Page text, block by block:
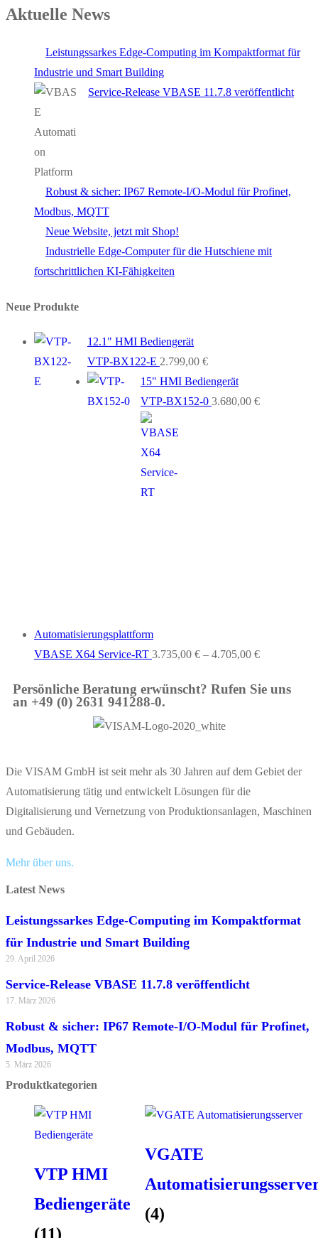
Aktuelle News
Leistungssarkes Edge-Computing im Kompaktformat für
Industrie und Smart Building
Service-Release VBASE 11.7.8 veröffentlicht
Robust & sicher: IP67 Remote-I/O-Modul für Profinet,
Modbus, MQTT
Neue Website, jetzt mit Shop!
Industrielle Edge-Computer für die Hutschiene mit
fortschrittlichen KI-Fähigkeiten
Neue Produkte
12.1" HMI Bediengerät
VTP-BX122-E 2.799,00 €
15" HMI Bediengerät
VTP-BX152-0 3.680,00 €
Automatisierungsplattform
VBASE X64 Service-RT 3.735,00 € – 4.705,00 €
Persönliche Beratung erwünscht? Rufen Sie uns
an +49 (0) 2631 941288-0.
Die VISAM GmbH ist seit mehr als 30 Jahren auf dem Gebiet der
Automatisierung tätig und entwickelt Lösungen für die
Digitalisierung und Vernetzung von Produktionsanlagen, Maschinen
und Gebäuden.
Mehr über uns.
Latest News
Leistungssarkes Edge-Computing im Kompaktformat
für Industrie und Smart Building
29. April 2026
Service-Release VBASE 11.7.8 veröffentlicht
17. März 2026
Robust & sicher: IP67 Remote-I/O-Modul für Profinet,
Modbus, MQTT
5. März 2026
Produktkategorien
VTP HMI
Bediengeräte
(11)
VGATE
(4)